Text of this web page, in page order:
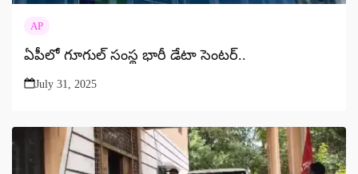
AP
ఏపీలో గూగుల్ సంస్థ భారీ డేటా సెంటర్..
July 31, 2025